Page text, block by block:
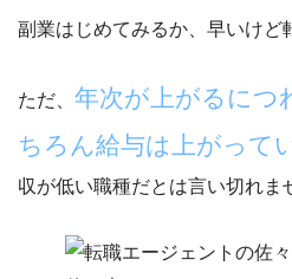
副業はじめてみるか、早いけど
ただ、 年次が上がるにつ
ちろん給与は上がって
収が低い職種だとは言い切れま